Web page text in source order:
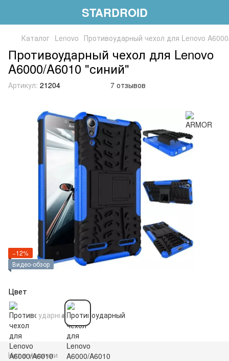
STARDROID
Каталог Lenovo Противоударный чехол для Lenovo
Противоударный чехол для Lenovo
A6000/A6010 "синий"
Артикул: 21204 7 отзывов
−12%
Видео-обзор
Цвет
Нет в наличии